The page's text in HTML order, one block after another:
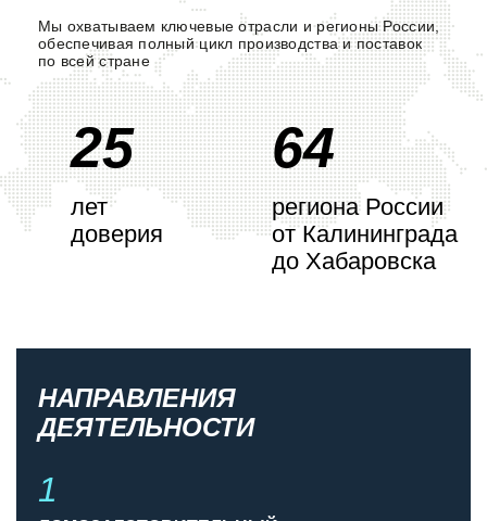
Мы охватываем ключевые отрасли и регионы России,
обеспечивая полный цикл производства и поставок
по всей стране
25
лет
доверия
64
региона России
от Калининграда
до Хабаровска
НАПРАВЛЕНИЯ
ДЕЯТЕЛЬНОСТИ
1